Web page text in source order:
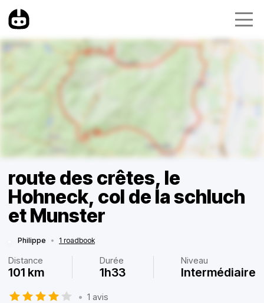
route des crêtes, le
Hohneck, col de la schluch
et Munster
Philippe • 1 roadbook
Distance
101 km
Durée
1h33
Niveau
Intermédiaire
• 1 avis